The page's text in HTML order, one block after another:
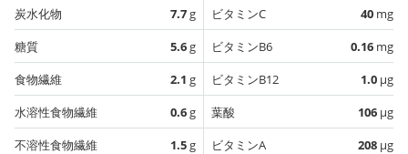
炭水化物
7.7g
糖質
5.6g
食物繊維
2.1 g
水溶性食物繊維
0.6g
不溶性食物繊維
1.5g
ビタミンC
40 mg
ビタミンB6
0.16 mg
ビタミンB12
1.0 µg
葉酸
106 µg
ビタミンA
208 µg